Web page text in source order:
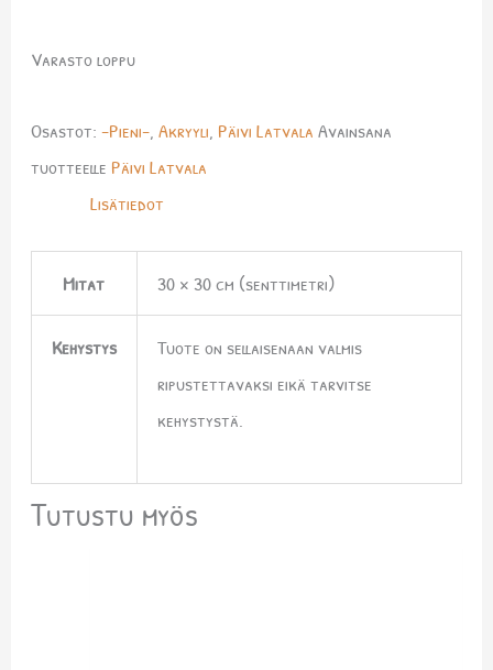
Varasto loppu
Osastot: -Pieni-, Akryyli, Päivi Latvala Avainsana
tuotteelle Päivi Latvala
Lisätiedot
Mitat 30 × 30 cm (senttimetri)
Kehystys
Tuote on sellaisenaan valmis
ripustettavaksi eikä tarvitse
kehystystä.
Tutustu myös